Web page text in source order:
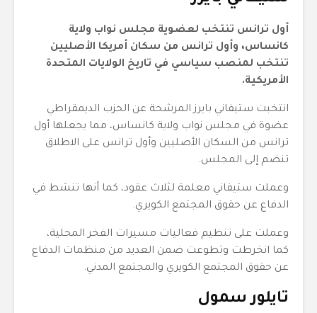
أول ترانس تنتخب لعضوية مجلس نواب ولاية
كانساس، وأول ترانس من سكان أمريكا الأصليين
تنتخب لمنصب سياسي في تاريخ الولايات المتحدة
الأمريكية.
انتخبت ستيفاني بايرز المرشحة عن الحزب الديمقراطي
عضوة في مجلس نواب ولاية كانساس، مما يجعلها أول
ترانس من السكان الأصليين وأول ترانس على الاطلاق
تنضم إلى المجلس.
وعملت ستيفاني معلمة لثلاث عقود، كما أنها تنشط في
الدفاع عن حقوق المجتمع الكويري.
وعملت على تنظيم فعاليات مسيرات الفخر المحلية،
كما انخرطت وتطوعت ضمن العديد من منظمات الدفاع
عن حقوق المجتمع الكويري والمجتمع المدني.
تايلور سمول